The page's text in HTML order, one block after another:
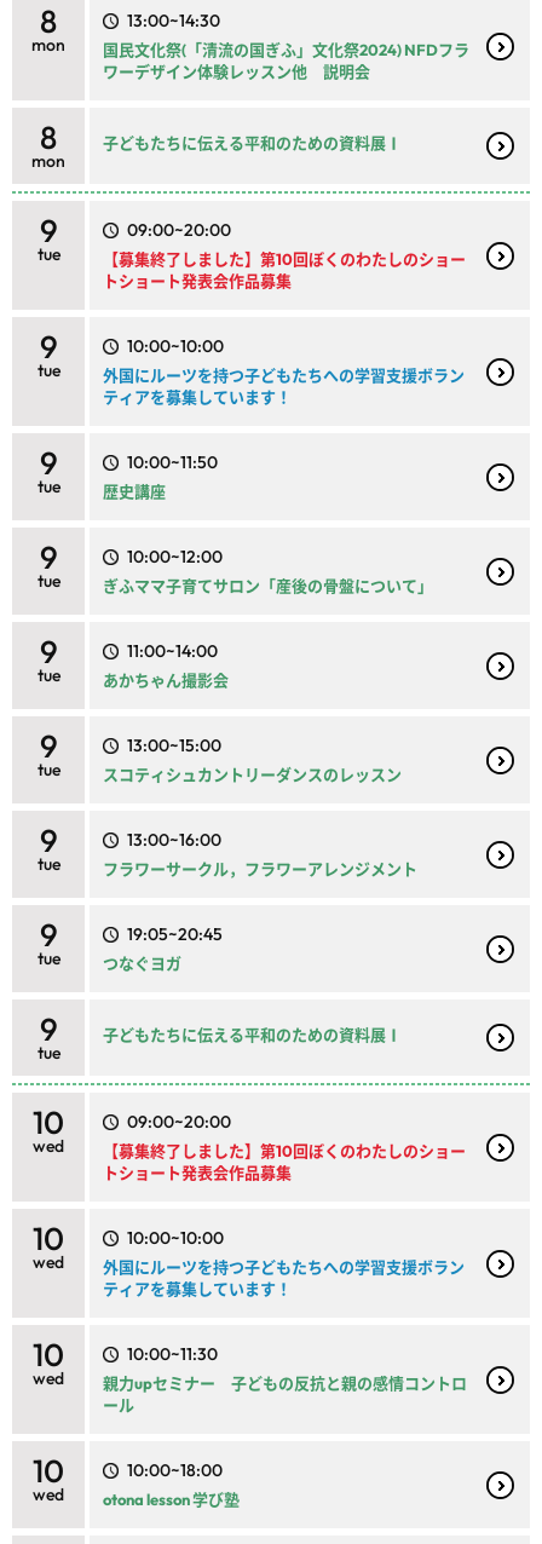
8
mon
13:00~14:30
国民文化祭(「清流の国ぎふ」文化祭2024) NFDフラ
ワーデザイン体験レッスン他 説明会
8
mon
子どもたちに伝える平和のための資料展Ⅰ
9
tue
09:00~20:00
【募集終了しました】第10回ぼくのわたしのショー
トショート発表会作品募集
9
tue
10:00~10:00
外国にルーツを持つ子どもたちへの学習支援ボラン
ティアを募集しています！
9
tue
10:00~11:50
歴史講座
9
tue
10:00~12:00
ぎふママ子育てサロン「産後の骨盤について」
9
tue
11:00~14:00
あかちゃん撮影会
9
tue
13:00~15:00
スコティシュカントリーダンスのレッスン
9
tue
13:00~16:00
フラワーサークル，フラワーアレンジメント
9
tue
19:05~20:45
つなぐヨガ
9
tue
子どもたちに伝える平和のための資料展Ⅰ
10
wed
09:00~20:00
【募集終了しました】第10回ぼくのわたしのショー
トショート発表会作品募集
10
wed
10:00~10:00
外国にルーツを持つ子どもたちへの学習支援ボラン
ティアを募集しています！
10
wed
10:00~11:30
親力upセミナー 子どもの反抗と親の感情コントロ
ール
10
wed
10:00~18:00
otona lesson 学び塾